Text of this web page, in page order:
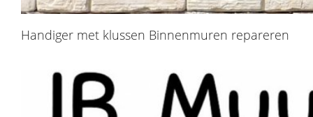
Handiger met klussen Binnenmuren repareren